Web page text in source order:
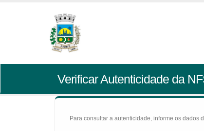
Verificar Autenticidade da
Para consultar a autenticidade, informe os dados